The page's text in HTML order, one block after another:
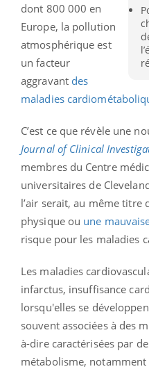
dont 800 000 en
Europe, la pollution
atmosphérique est
un facteur
aggravant des
maladies
C’est ce que révèle une
Journal of Clinical
membres du Centre
universitaires de
l’air serait, au même titre
physique ou une
risque pour les maladies
Les maladies
infarctus, insuffisance
lorsqu'elles se
souvent associées à des
à-dire caractérisées par
métabolisme, notamment